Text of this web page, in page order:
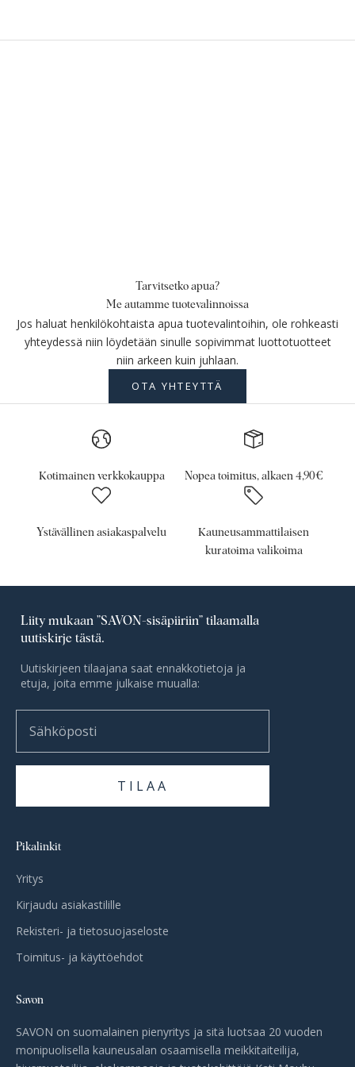
Tarvitsetko apua?
Me autamme tuotevalinnoissa
Jos haluat henkilökohtaista apua tuotevalintoihin, ole rohkeasti
yhteydessä niin löydetään sinulle sopivimmat luottotuotteet
niin arkeen kuin juhlaan.
OTA YHTEYTTÄ
Kotimainen verkkokauppa Nopea toimitus, alkaen 4,90€
Ystävällinen asiakaspalvelu
Kauneusammattilaisen
kuratoima valikoima
Liity mukaan ”SAVON-sisäpiiriin” tilaamalla
uutiskirje tästä.
Uutiskirjeen tilaajana saat ennakkotietoja ja
etuja, joita emme julkaise muualla:
TILAA
Pikalinkit
Yritys
Kirjaudu asiakastilille
Rekisteri- ja tietosuojaseloste
Toimitus- ja käyttöehdot
Savon
SAVON on suomalainen pienyritys ja sitä luotsaa 20 vuoden
monipuolisella kauneusalan osaamisella meikkitaiteilija,